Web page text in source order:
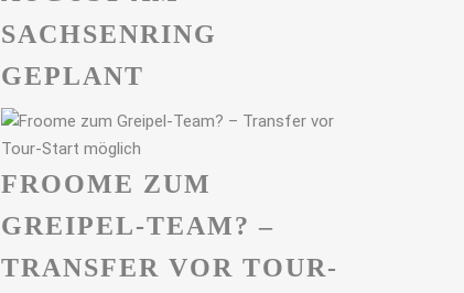
ACHSENRING G
EPLANT
FROOME ZUM
GREIPEL-TEAM? –
TRANSFER VOR TOUR-